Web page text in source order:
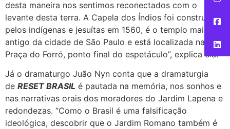
desta maneira nos sentimos reconectados com o
levante desta terra. A Capela dos Índios foi construída
pelos indígenas e jesuítas em 1560, é o templo mais
antigo da cidade de São Paulo e está localizada na
Praça do Forró, ponto final do espetáculo”, explica ela.
Já o dramaturgo Juão Nyn conta que a dramaturgia
de RESET BRASIL é pautada na memória, nos sonhos e
nas narrativas orais dos moradores do Jardim Lapena e
redondezas. “Como o Brasil é uma falsificação
ideológica, descobrir que o Jardim Romano também é